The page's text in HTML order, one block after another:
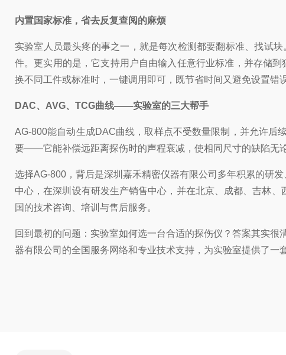
内置国家标准，省去反复查阅的麻烦
实验室人员最头疼的事之一，就是每次检测都要翻标准、找试
件。更实用的是，它支持用户自由输入任意行业标准，并存储
换不同工件或标准时，一键调用即可，既节省时间又避免设置错误
DAC、AVG、TCG曲线——实验室的三大帮手
AG-800能自动生成DAC曲线，取样点不受数量限制，并允许后
要——它能补偿远距离探伤时的声程衰减，使相同尺寸的缺陷无
选择AG-800，背后是深圳嘉禾精密仪器有限公司多年积累的研
中心，在深圳设有研发生产销售中心，并在北京、成都、吉林
国的技术咨询、培训与售后服务。
回到最初的问题：实验室如何选一台合适的探伤仪？答案其实
器有限公司的全国服务网络和专业技术支持，为实验室提供了一